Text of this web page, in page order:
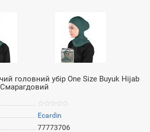
головний убір One Size Buyuk Hijab
Ecardin
77773706